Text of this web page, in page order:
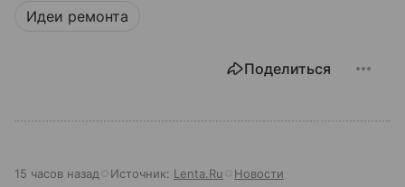
Идеи ремонта
Поделиться
15 часов назад Источник: Lenta.Ru Новости